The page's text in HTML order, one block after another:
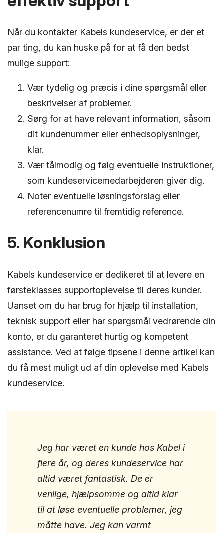
Når du kontakter Kabels kundeservice, er der et
par ting, du kan huske på for at få den bedst
mulige support:
Vær tydelig og præcis i dine spørgsmål eller
beskrivelser af problemer.
Sørg for at have relevant information, såsom
dit kundenummer eller enhedsoplysninger,
klar.
Vær tålmodig og følg eventuelle instruktioner,
som kundeservicemedarbejderen giver dig.
Noter eventuelle løsningsforslag eller
referencenumre til fremtidig reference.
5. Konklusion
Kabels kundeservice er dedikeret til at levere en
førsteklasses supportoplevelse til deres kunder.
Uanset om du har brug for hjælp til installation,
teknisk support eller har spørgsmål vedrørende din
konto, er du garanteret hurtig og kompetent
assistance. Ved at følge tipsene i denne artikel kan
du få mest muligt ud af din oplevelse med Kabels
kundeservice.
Jeg har været en kunde hos Kabel i
flere år, og deres kundeservice har
altid været fantastisk. De er
venlige, hjælpsomme og altid klar
til at løse eventuelle problemer, jeg
måtte have. Jeg kan varmt